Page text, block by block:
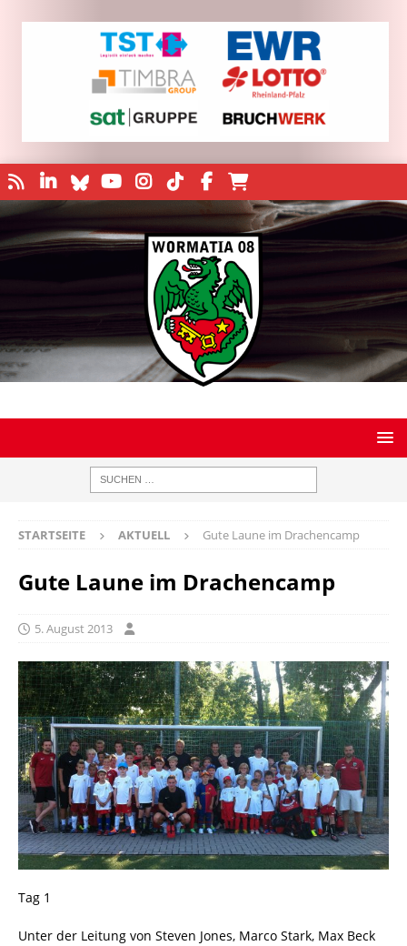
STARTSEITE AKTUELL Gute Laune im Drachencamp
Gute Laune im Drachencamp
5. August 2013
Tag 1
Unter der Leitung von Steven Jones, Marco Stark, Max Beck